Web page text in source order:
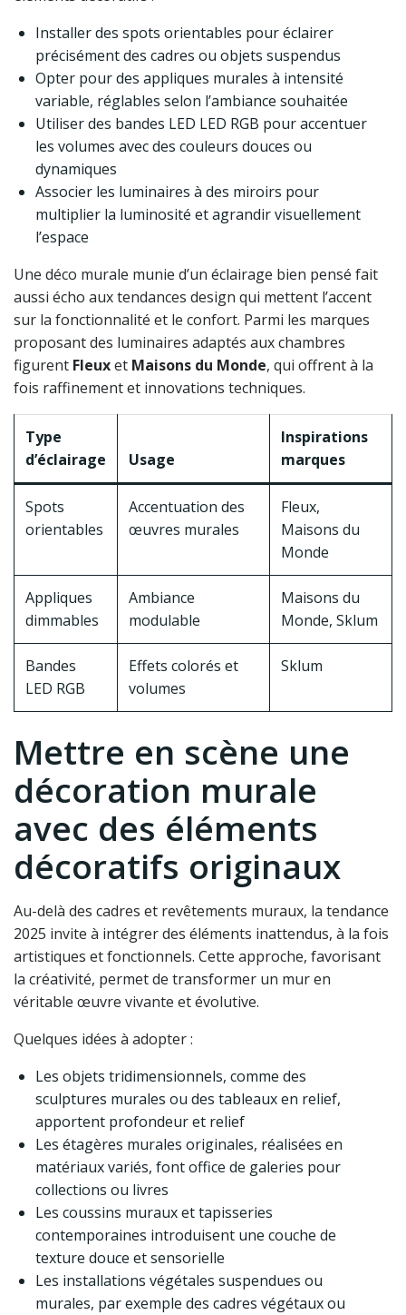
Installer des spots orientables pour éclairer
précisément des cadres ou objets suspendus
Opter pour des appliques murales à intensité
variable, réglables selon l’ambiance souhaitée
Utiliser des bandes LED LED RGB pour accentuer
les volumes avec des couleurs douces ou
dynamiques
Associer les luminaires à des miroirs pour
multiplier la luminosité et agrandir visuellement
l’espace
Une déco murale munie d’un éclairage bien pensé fait
aussi écho aux tendances design qui mettent l’accent
sur la fonctionnalité et le confort. Parmi les marques
proposant des luminaires adaptés aux chambres
figurent Fleuxet Maisons du Monde, qui offrent à la
fois raffinement et innovations techniques.
Type
d’éclairage
Usage
Inspirations
marques
Spots
orientables
Accentuation des
œuvres murales
Fleux,
Maisons du
Monde
Appliques
dimmables
Ambiance
modulable
Maisons du
Monde, Sklum
Bandes
LED RGB
Effets colorés et
volumes
Sklum
Mettre en scène une
décoration murale
avec des éléments
décoratifs originaux
Au-delà des cadres et revêtements muraux, la tendance
2025 invite à intégrer des éléments inattendus, à la fois
artistiques et fonctionnels. Cette approche, favorisant
la créativité, permet de transformer un mur en
véritable œuvre vivante et évolutive.
Quelques idées à adopter :
Les objets tridimensionnels, comme des
sculptures murales ou des tableaux en relief,
apportent profondeur et relief
Les étagères murales originales, réalisées en
matériaux variés, font office de galeries pour
collections ou livres
Les coussins muraux et tapisseries
contemporaines introduisent une couche de
texture douce et sensorielle
Les installations végétales suspendues ou
murales, par exemple des cadres végétaux ou